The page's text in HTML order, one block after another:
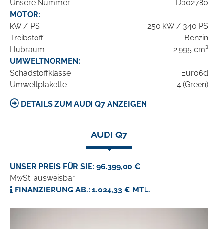
Unsere Nummer
D002780
MOTOR:
kW / PS
250 kW / 340 PS
Treibstoff
Benzin
Hubraum
2.995 cm³
UMWELTNORMEN:
Schadstoffklasse
Euro6d
Umweltplakette
4 (Green)
DETAILS ZUM AUDI Q7 ANZEIGEN
AUDI Q7
UNSER PREIS FÜR SIE: 96.399,00 €
MwSt. ausweisbar
FINANZIERUNG AB.: 1.024,33 € MTL.